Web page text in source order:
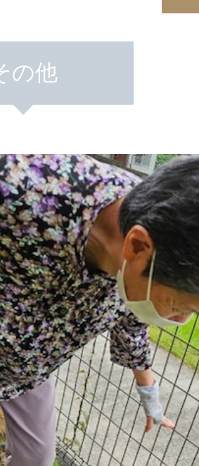
の他
所療養介護ショー
里通所リハビリテ
里 デイサービスセ
プホーム 長寿
里在宅介護支援セ
ク・写真
ービス便り
プホーム便り
ハビリテーション